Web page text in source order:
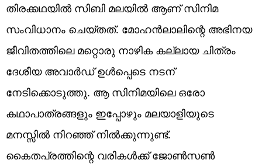
തിരക്കഥയില്‍ സിബി മലയില്‍ ആണ് സിനിമ
സംവിധാനം ചെയ്തത്. മോഹന്‍ലാലിന്റെ അഭിനയ
ജീവിതത്തിലെ മറ്റൊരു നാഴിക കല്ലായ ചിത്രം
ദേശീയ അവാര്‍ഡ് ഉള്‍പ്പെടെ നടന്
നേടിക്കൊടുത്തു. ആ സിനിമയിലെ ഒരോ
കഥാപാത്രങ്ങളും ഇപ്പോഴും മലയാളിയുടെ
മനസ്സില്‍ നിറഞ്ഞ് നില്‍ക്കുന്നുണ്ട്.
കൈതപ്രത്തിന്റെ വരികള്‍ക്ക് ജോണ്‍സണ്‍